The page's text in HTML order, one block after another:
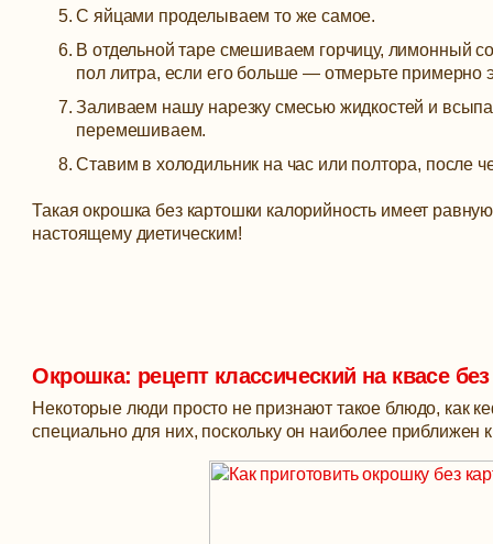
С яйцами проделываем то же самое.
В отдельной таре смешиваем горчицу, лимонный
пол литра, если его больше — отмерьте примерно
Заливаем нашу нарезку смесью жидкостей и
перемешиваем.
Ставим в холодильник на час или полтора, после
Такая окрошка без картошки калорийность имеет
настоящему диетическим!
Окрошка: рецепт классический на квасе
Некоторые люди просто не признают такое блюдо, как
специально для них, поскольку он наиболее приближен